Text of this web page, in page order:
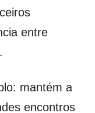
entre
mantém a
encontros